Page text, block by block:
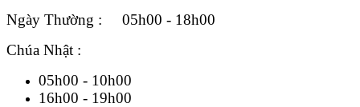
Ngày Thường : 05h00 - 18h00
Chúa Nhật :
05h00 - 10h00
16h00 - 19h00